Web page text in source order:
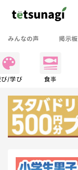
みんなの声 掲示板
び/学び 食事